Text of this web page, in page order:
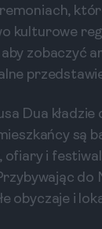
kulturowe
zobaczyć
Dua kładzie
są
ofiary i
do
obyczaje i